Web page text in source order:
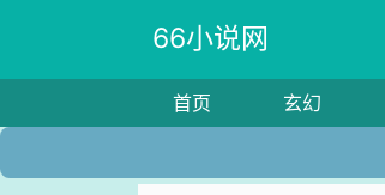
66小说网
首页 玄幻